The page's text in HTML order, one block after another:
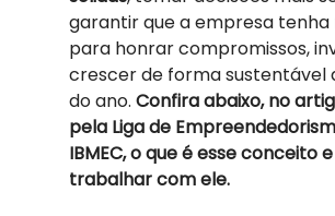
garantir que a empresa tenha
para honrar compromissos,
crescer de forma sustentável
do ano. Confira abaixo, no
pela Liga de
IBMEC, o que é esse conceito
trabalhar com ele.